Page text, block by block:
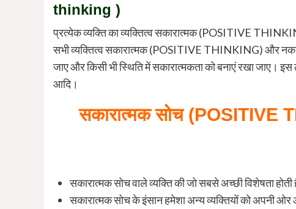
thinking )
प्रत्येक व्यक्ति का व्यक्तित्व सकारात्मक (POSITIVE
सभी व्यक्तित्व सकारात्मक (POSITIVE THINKING) और
जाए और किसी भी स्थिति में सकारात्मकता को बनाएं रखा जाए।
आदि।
सकारात्मक सोच (POSITIVE
सकारात्मक सोच वाले व्यक्ति की जो सबसे अच्छी विशेषता होती
सकारात्मक सोच के इंसान हमेशा अन्य व्यक्तियों को अपनी ओर